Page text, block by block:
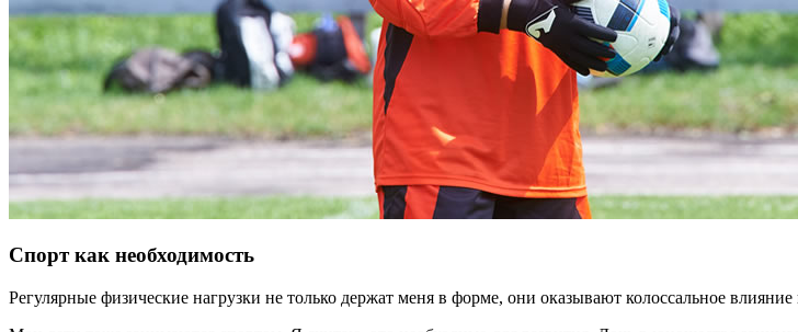
Спорт как необходимость
Регулярные физические нагрузки не только держат меня в форме, они оказывают колоссальное